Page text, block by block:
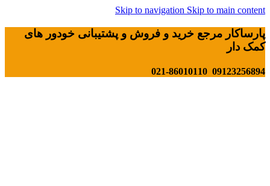
Skip to navigation Skip to main content
پارساکار مرجع خرید و فروش و پشتیبانی خودور های
کمک دار
09123256894 021-86010110